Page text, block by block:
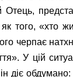
Отець,
того, «хто
черпає
У цій
діє обдумано: